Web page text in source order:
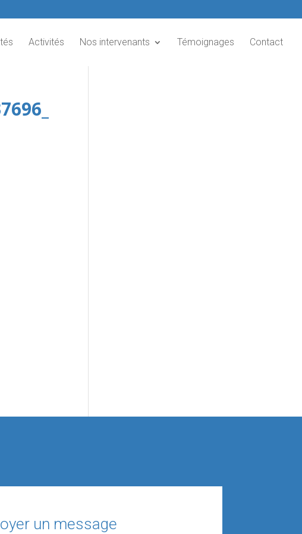
Activités Nos intervenants Témoignages Contact
un message